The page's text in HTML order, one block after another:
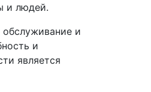
и людей.
обслуживание и
и
является